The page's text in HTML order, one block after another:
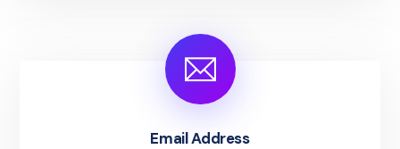
Email Address